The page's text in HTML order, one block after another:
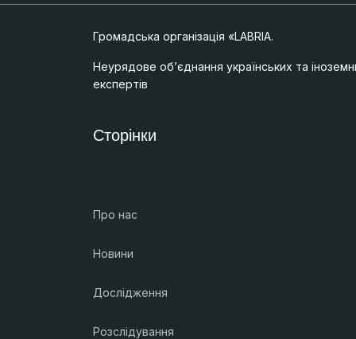
Громадська організація «LABRIA.
Неурядове об’єднання українських та
експертів
Сторінки
Про нас
Новини
Дослідження
Розслідування